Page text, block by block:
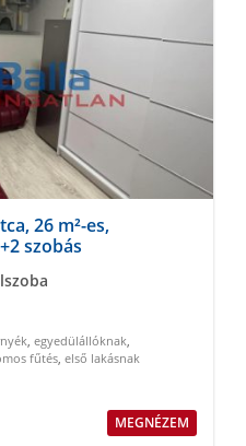
26 m²-es,
szobás
, egyedülállóknak,
fűtés, első lakásnak
MEGNÉZEM